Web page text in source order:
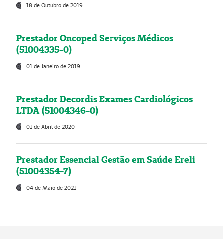
18 de Outubro de 2019
Prestador Oncoped Serviços Médicos
(51004335-0)
01 de Janeiro de 2019
Prestador Decordis Exames Cardiológicos
LTDA (51004346-0)
01 de Abril de 2020
Prestador Essencial Gestão em Saúde Ereli
(51004354-7)
04 de Maio de 2021